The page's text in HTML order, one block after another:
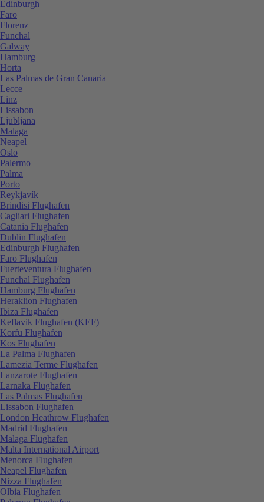
Edinburgh
Faro
Florenz
Funchal
Galway
Hamburg
Horta
Las Palmas de Gran Canaria
Lecce
Linz
Lissabon
Ljubljana
Malaga
Neapel
Oslo
Palermo
Palma
Porto
Reykjavík
Brindisi Flughafen
Cagliari Flughafen
Catania Flughafen
Dublin Flughafen
Edinburgh Flughafen
Faro Flughafen
Fuerteventura Flughafen
Funchal Flughafen
Hamburg Flughafen
Heraklion Flughafen
Ibiza Flughafen
Keflavik Flughafen (KEF)
Korfu Flughafen
Kos Flughafen
La Palma Flughafen
Lamezia Terme Flughafen
Lanzarote Flughafen
Larnaka Flughafen
Las Palmas Flughafen
Lissabon Flughafen
London Heathrow Flughafen
Madrid Flughafen
Malaga Flughafen
Malta International Airport
Menorca Flughafen
Neapel Flughafen
Nizza Flughafen
Olbia Flughafen